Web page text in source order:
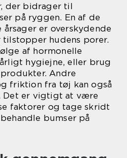
der bidrager til
på ryggen. En af de
er overskydende
hudens porer.
af hormonelle
hygiejne, eller brug
Andre
friktion fra tøj kan også
Det er vigtigt at være
faktorer og tage skridt
bumser på